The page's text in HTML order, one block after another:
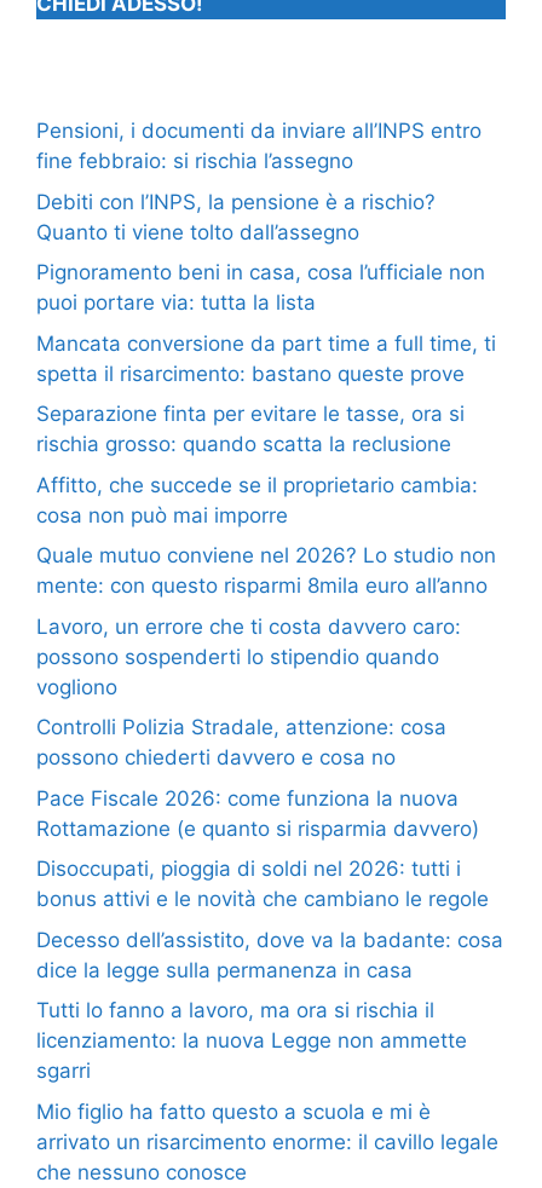
Pensioni, i documenti da inviare all’INPS entro
fine febbraio: si rischia l’assegno
Debiti con l’INPS, la pensione è a rischio?
Quanto ti viene tolto dall’assegno
Pignoramento beni in casa, cosa l’ufficiale non
puoi portare via: tutta la lista
Mancata conversione da part time a full time, ti
spetta il risarcimento: bastano queste prove
Separazione finta per evitare le tasse, ora si
rischia grosso: quando scatta la reclusione
Affitto, che succede se il proprietario cambia:
cosa non può mai imporre
Quale mutuo conviene nel 2026? Lo studio non
mente: con questo risparmi 8mila euro all’anno
Lavoro, un errore che ti costa davvero caro:
possono sospenderti lo stipendio quando
vogliono
Controlli Polizia Stradale, attenzione: cosa
possono chiederti davvero e cosa no
Pace Fiscale 2026: come funziona la nuova
Rottamazione (e quanto si risparmia davvero)
Disoccupati, pioggia di soldi nel 2026: tutti i
bonus attivi e le novità che cambiano le regole
Decesso dell’assistito, dove va la badante: cosa
dice la legge sulla permanenza in casa
Tutti lo fanno a lavoro, ma ora si rischia il
licenziamento: la nuova Legge non ammette
sgarri
Mio figlio ha fatto questo a scuola e mi è
arrivato un risarcimento enorme: il cavillo legale
che nessuno conosce